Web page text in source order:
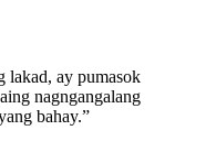
lakad, ay pumasok
nagngangalang
bahay.”